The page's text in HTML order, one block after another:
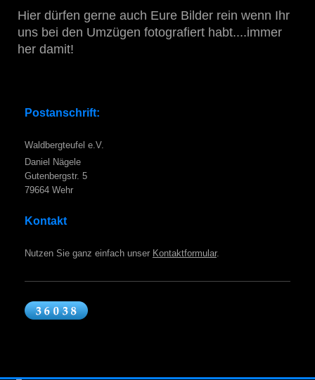
Hier dürfen gerne auch Eure Bilder rein wenn Ihr
uns bei den Umzügen fotografiert habt....immer
her damit!
Postanschrift:
Waldbergteufel e.V.
Daniel Nägele
Gutenbergstr. 5
79664 Wehr
Kontakt
Nutzen Sie ganz einfach unser Kontaktformular.